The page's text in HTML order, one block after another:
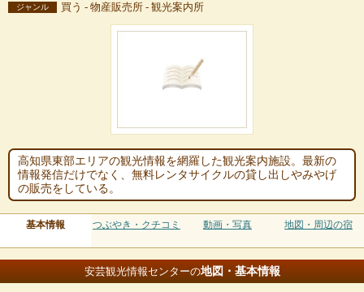
ジャンル 買う - 物産販売所 - 観光案内所
高知県東部エリアの観光情報を網羅した観光案内施設。最新の
情報発信だけでなく、無料レンタサイクルの貸し出しやみやげ
の販売をしている。
基本情報 つぶやき・クチコミ 動画・写真 地図・周辺の宿
安芸観光情報センターの地図・基本情報